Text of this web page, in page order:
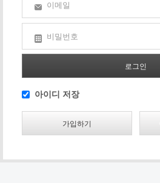
이메일
비밀번호
아이디 저장
가입하기